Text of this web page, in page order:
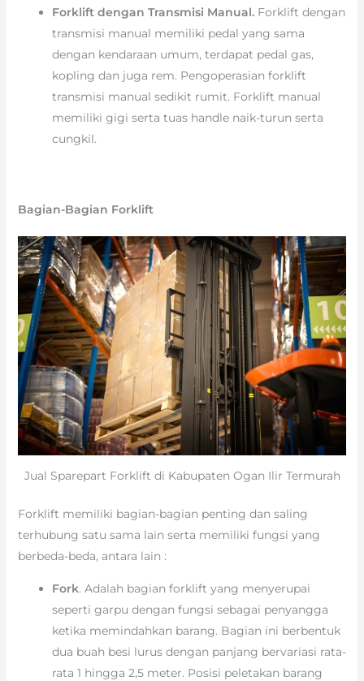
Forklift dengan Transmisi Manual.Forklift dengan
transmisi manual memiliki pedal yang sama
dengan kendaraan umum, terdapat pedal gas,
kopling dan juga rem. Pengoperasian forklift
transmisi manual sedikit rumit. Forklift manual
memiliki gigi serta tuas handle naik-turun serta
cungkil.
Bagian-Bagian Forklift
Jual Sparepart Forklift di Kabupaten Ogan Ilir Termurah
Forklift memiliki bagian-bagian penting dan saling
terhubung satu sama lain serta memiliki fungsi yang
berbeda-beda, antara lain :
Fork. Adalah bagian forklift yang menyerupai
seperti garpu dengan fungsi sebagai penyangga
ketika memindahkan barang. Bagian ini berbentuk
dua buah besi lurus dengan panjang bervariasi rata-
rata 1 hingga 2,5 meter. Posisi peletakan barang